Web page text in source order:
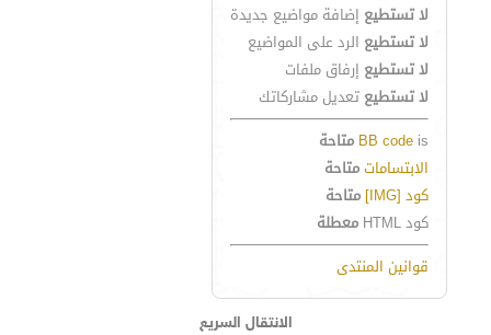
لا تستطيع إضافة مواضيع جديدة
لا تستطيع الرد على المواضيع
لا تستطيع إرفاق ملفات
لا تستطيع تعديل مشاركاتك
BB code is
متاحة
الابتساماتمتاحة
كود [IMG]
متاحة
كود HTML
معطلة
قوانين المنتدى
الانتقال السريع